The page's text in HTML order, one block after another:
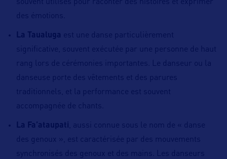
souvent utilisés pour raconter des histoires et exprimer
des émotions.
La Taualuga est une danse particulièrement
significative, souvent exécutée par une personne de haut
rang lors de cérémonies importantes. Le danseur ou la
danseuse porte des vêtements et des parures
traditionnels, et la performance est souvent
accompagnée de chants.
La Fa’ataupati , aussi connue sous le nom de « danse
des genoux », est caractérisée par des mouvements
synchronisés des genoux et des mains. Les danseurs